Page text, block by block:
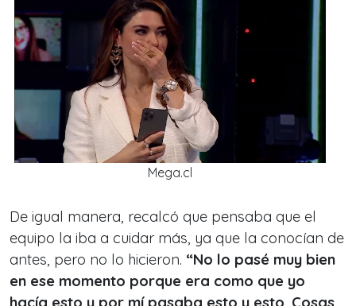
Mega.cl
De igual manera, recalcó que pensaba que el
equipo la iba a cuidar más, ya que la conocían de
antes, pero no lo hicieron. “No lo pasé muy bien
en ese momento porque era como que yo